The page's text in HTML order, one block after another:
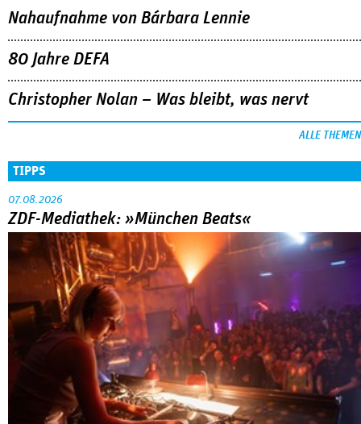
Nahaufnahme von Bárbara Lennie
80 Jahre DEFA
Christopher Nolan – Was bleibt, was nervt
ALLE THEMEN
TIPPS
07.08.2026
ZDF-Mediathek: »München Beats«